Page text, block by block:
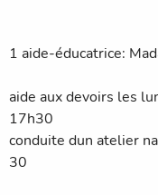
1 aide-éducatrice:
aide aux devoirs les
17h30
conduite dun atelier
30